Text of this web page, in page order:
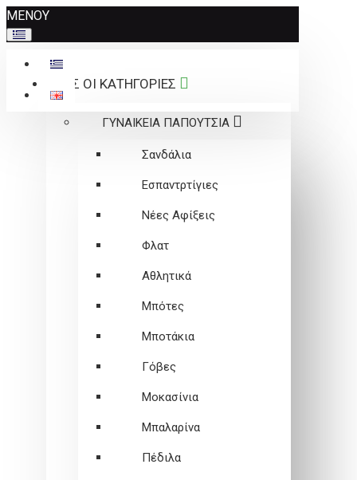
Σημείωση:
Αυτός
ο
ιστότοπος
περιλαμβάνει
ΜΕΝΟΥ
ΟΛΕΣ ΟΙ ΚΑΤΗΓΟΡΙΕΣ
ΓΥΝΑΙΚΕΙΑ ΠΑΠΟΥΤΣΙΑ
Σανδάλια
Εσπαντρτίγιες
Νέες Αφίξεις
Φλατ
Αθλητικά
Μπότες
Μποτάκια
Γόβες
Μοκασίνια
Μπαλαρίνα
Πέδιλα